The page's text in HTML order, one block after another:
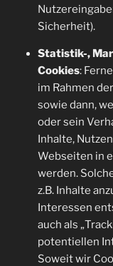
Sicherheit).
Statistik-,
Cookies:
im Rahmen
sowie dann,
oder sein
Inhalte,
Webseiten in
werden.
z.B. Inhalte
Interessen
auch als
potentiellen
Soweit wir